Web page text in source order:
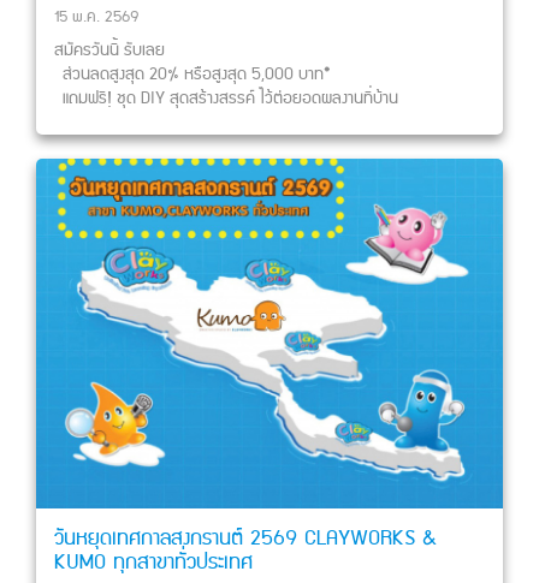
15 พ.ค. 2569
สมัครวันนี้ รับเลย
ส่วนลดสูงสุด 20% หรือสูงสุด 5,000 บาท*
แถมฟรี! ชุด DIY สุดสร้างสรรค์ ไว้ต่อยอดผลงานที่บ้าน
วันหยุดเทศกาลสงกรานต์ 2569 CLAYWORKS &
KUMO ทุกสาขาทั่วประเทศ